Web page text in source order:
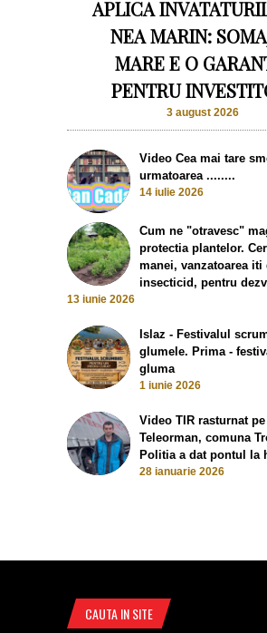
APLICA
NEA MARIN:
MARE E O
PENTRU
3 august 2026
Video Cea mai tare
urmatoarea ........
14 iulie 2026
Cum ne "otravesc"
protectia plantelor.
manei, vanzatoarea iti
insecticid, pentru
13 iunie 2026
Islaz - Festivalul
glumele. Prima -
gluma
1 iunie 2026
Video TIR rasturnat pe
Teleorman, comuna
Politia a dat pontul la
28 ianuarie 2026
CAUTA IN SITE